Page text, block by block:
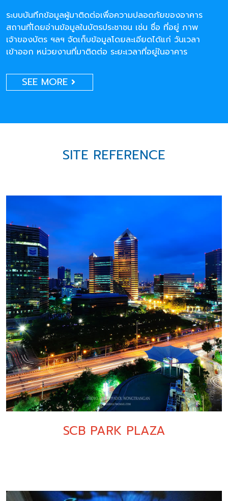
ระบบบันทึกข้อมูลผู้มาติดต่อเพื่อความปลอดภัยของอาคาร
สถานที่โดยอ่านข้อมูลในบัตรประชาชน เช่น ชื่อ ที่อยู่ ภาพ
เจ้าของบัตร ฯลฯ จัดเก็บข้อมูลโดยละเอียดได้แก่ วันเวลา
เข้าออก หน่วยงานที่มาติดต่อ ระยะเวลาที่อยู่ในอาคาร
SEE MORE
SITE REFERENCE
SCB PARK PLAZA